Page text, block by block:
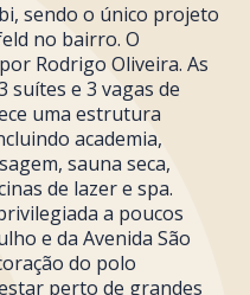
sendo o único projeto
no bairro. O
Rodrigo Oliveira. As
suítes e 3 vagas de
uma estrutura
academia,
sauna seca,
de lazer e spa.
a poucos
e da Avenida São
do polo
perto de grandes